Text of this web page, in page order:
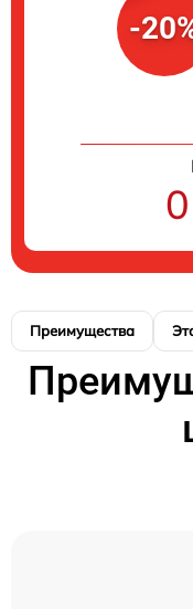
-
Преимущества